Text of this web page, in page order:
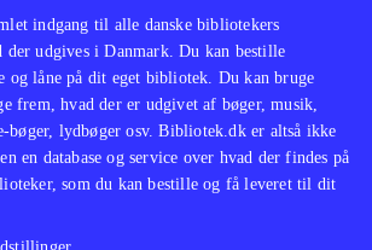
indgang til alle danske bibliotekers
udgives i Danmark. Du kan bestille
og låne på dit eget bibliotek. Du kan bruge
frem, hvad der er udgivet af bøger, musik,
bøger, lydbøger osv. Bibliotek.dk er altså ikke
en database og service over hvad der findes på
som du kan bestille og få leveret til dit